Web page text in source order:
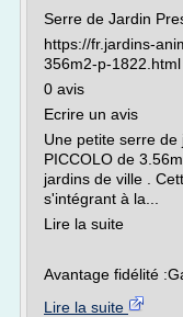
Serre de Jardin
https://fr.jardins-
356m2-p-1822.html
0 avis
Ecrire un avis
Une petite serre de
PICCOLO de
jardins de ville .
s'intégrant à la...
Lire la suite
Avantage fidélité
Lire la suite